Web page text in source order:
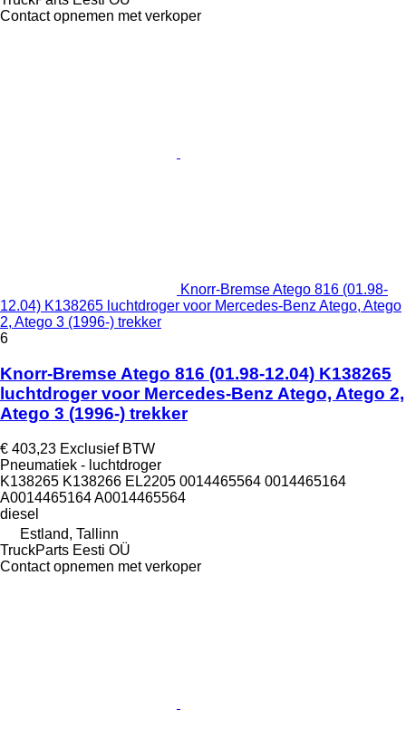
Contact opnemen met verkoper
Knorr-Bremse Atego 816 (01.98-
12.04) K138265 luchtdroger voor Mercedes-Benz Atego, Atego
2, Atego 3 (1996-) trekker
6
Knorr-Bremse Atego 816 (01.98-12.04) K138265
luchtdroger voor Mercedes-Benz Atego, Atego 2,
Atego 3 (1996-) trekker
€ 403,23 Exclusief BTW
Pneumatiek - luchtdroger
K138265 K138266 EL2205 0014465564 0014465164
A0014465164 A0014465564
diesel
Estland, Tallinn
TruckParts Eesti OÜ
Contact opnemen met verkoper